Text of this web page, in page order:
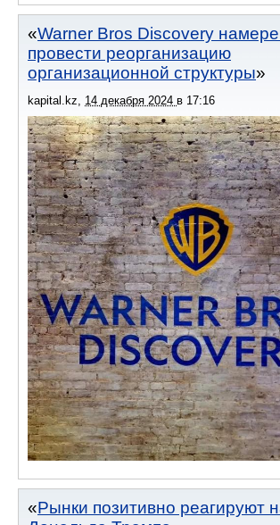
Warner Bros Discovery
провести реорганизацию
организационной структуры
kapital.kz, 14 декабря 2024 в 17:16
Рынки позитивно реагируют